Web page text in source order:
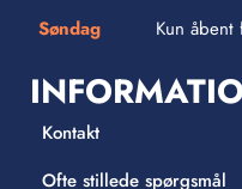
Søndag
Kun
Kontakt
Ofte stillede spørgsmål